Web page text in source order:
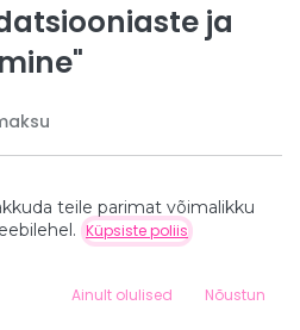
Lisa ostukorvi
ja
ostukorvi
teile parimat võimalikku
Küpsiste poliis
Ainult olulised Nõustun